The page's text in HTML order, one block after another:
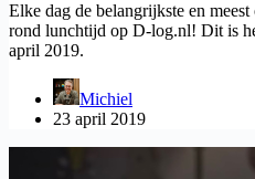
Elke dag de belangrijkste en
rond lunchtijd op D-log.nl! Dit is
april 2019.
Michiel
23 april 2019